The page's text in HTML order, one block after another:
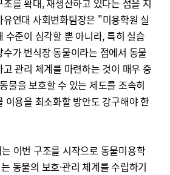
를 확대, 재생산하고 있다는 점을 지
연대 사회변화팀장은 "미용학원 실
수준이 심각할 뿐 아니라, 특히 실습
가 번식장 동물이라는 점에서 동물
관리 체계를 마련하는 것이 매우 중
물을 보호할 수 있는 제도를 조속히
이용을 최소화할 방안도 강구해야 한
이번 구조를 시작으로 동물미용학
동물의 보호·관리 체계를 수립하기